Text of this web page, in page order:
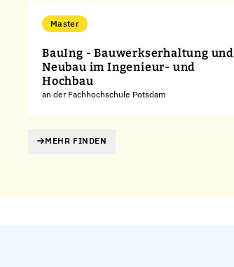
Master
BauIng - Bauwerkserhaltung und
Neubau im Ingenieur- und
Hochbau
an der Fachhochschule Potsdam
MEHR FINDEN